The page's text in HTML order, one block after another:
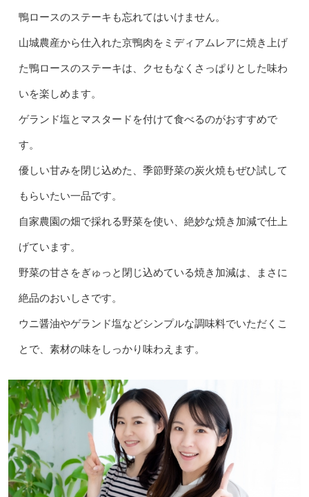
鴨ロースのステーキも忘れてはいけません。
山城農産から仕入れた京鴨肉をミディアムレアに焼き上げ
た鴨ロースのステーキは、クセもなくさっぱりとした味わ
いを楽しめます。
ゲランド塩とマスタードを付けて食べるのがおすすめで
す。
優しい甘みを閉じ込めた、季節野菜の炭火焼もぜひ試して
もらいたい一品です。
自家農園の畑で採れる野菜を使い、絶妙な焼き加減で仕上
げています。
野菜の甘さをぎゅっと閉じ込めている焼き加減は、まさに
絶品のおいしさです。
ウニ醤油やゲランド塩などシンプルな調味料でいただくこ
とで、素材の味をしっかり味わえます。